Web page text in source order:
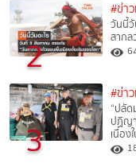
2
#ข่า
วันนี้วั
สากล
3
#ข่า
“ปลัด
ปฏิญ
เนื่อง